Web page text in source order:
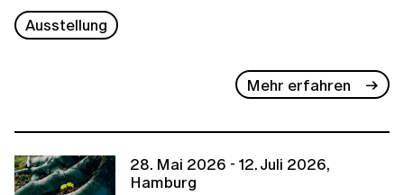
Ausstellung
Mehr erfahren
28. Mai 2026 - 12. Juli 2026,
Hamburg